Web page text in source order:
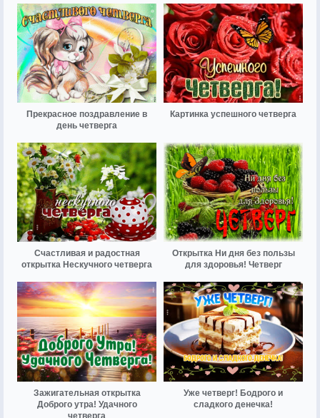
Прекрасное поздравление в
день четверга
Картинка успешного четверга
Счастливая и радостная
открытка Нескучного четверга
Открытка Ни дня без пользы
для здоровья! Четверг
Зажигательная открытка
Доброго утра! Удачного
четверга
Уже четверг! Бодрого и
сладкого денечка!